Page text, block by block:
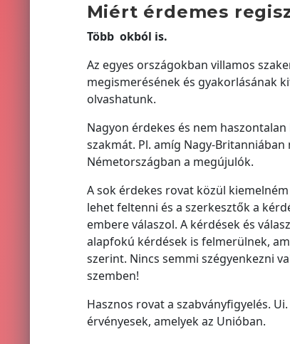
Miért érdemes
Több okból is.
Az egyes országokban villamos
megismerésének és gyakorlásának
olvashatunk.
Nagyon érdekes és nem
szakmát. Pl. amíg Nagy-
Németországban a megújulók.
A sok érdekes rovat közül
lehet feltenni és a szerkesztők a
embere válaszol. A kérdések és
alapfokú kérdések is felmerülnek,
szerint. Nincs semmi szégyenkezni
szemben!
Hasznos rovat a szabványfigyelés.
érvényesek, amelyek az Unióban.